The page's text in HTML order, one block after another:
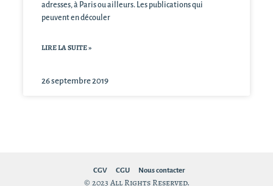
adresses, à Paris ou ailleurs. Les publications qui
peuvent en découler
LIRE LA SUITE »
26 septembre 2019
CGV CGU Nous contacter
© 2023 All Rights Reserved.